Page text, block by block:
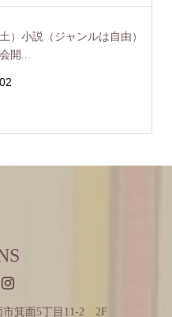
）小説（ジャンルは自由）
開...
市箕面5丁目11-2 2F